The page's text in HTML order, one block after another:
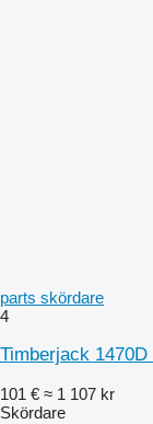
parts skördare
4
Timberjack
101 € ≈ 1 107 kr
Skördare